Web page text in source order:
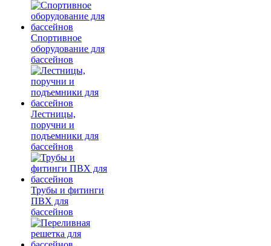
Спортивное
оборудование для
бассейнов
Лестницы,
поручни и
подъемники для
бассейнов
Трубы и фитинги
ПВХ для
бассейнов